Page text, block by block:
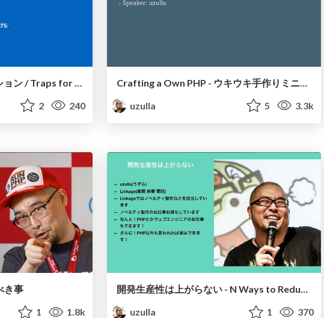
2 240
uzulla
5 3.3k
き事
1 1.8k
uzulla
1 370